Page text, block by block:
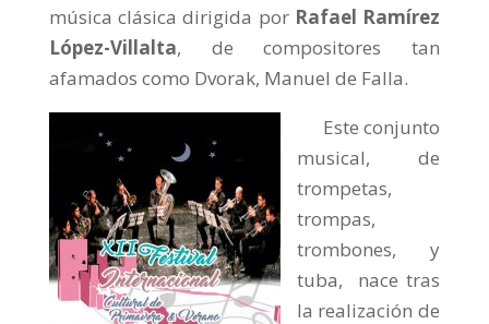
música clásica dirigida por Rafael Ramírez
López-Villalta, de compositores tan
afamados como Dvorak, Manuel de Falla.
Este conjunto
musical, de
trompetas,
trompas,
trombones, y
tuba, nace tras
la realización de